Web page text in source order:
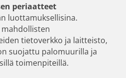
periaatteet
luottamuksellisina.
tietoverkko ja laitteisto,
suojattu palomuurilla ja
toimenpiteillä.